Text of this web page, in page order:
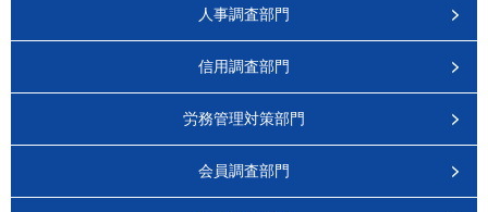
人事調査部門
信用調査部門
労務管理対策部門
会員調査部門